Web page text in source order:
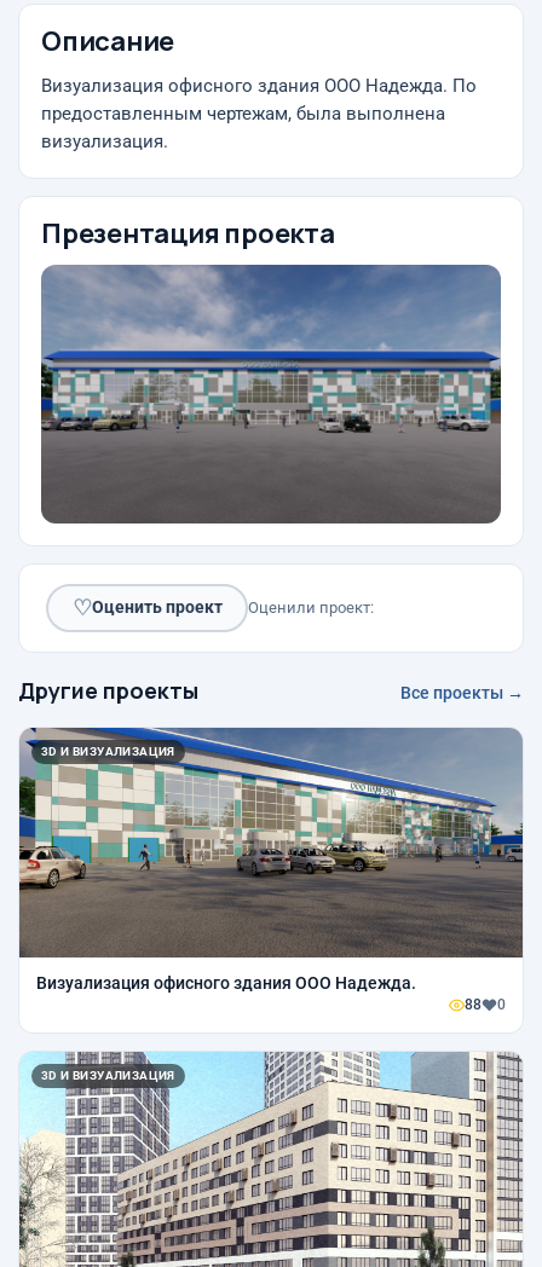
Описание
Визуализация офисного здания ООО Надежда. По
предоставленным чертежам, была выполнена
визуализация.
Презентация проекта
♡Оценить проект Оценили проект:
Другие проекты Все проекты →
3D И ВИЗУАЛИЗАЦИЯ
Визуализация офисного здания ООО Надежда.
88 0
3D И ВИЗУАЛИЗАЦИЯ